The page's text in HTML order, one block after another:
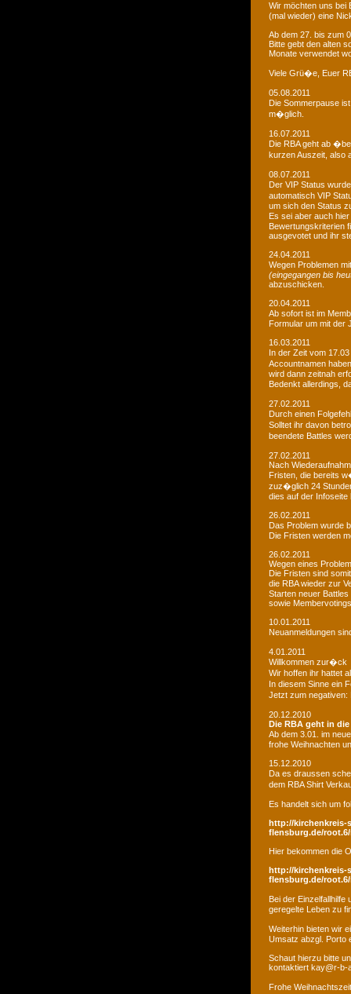
Wir möchten uns bei
(mal wieder) eine
Ab dem 27. bis zum
Bitte gebt den alten
Monate verwendet
Viele Grü�e, Euer
05.08.2011
Die Sommerpause
m�glich.
16.07.2011
Die RBA geht ab
kurzen Auszeit, also
08.07.2011
Der VIP Status
automatisch VIP
um sich den Status
Es sei aber auch
Bewertungskriterien
ausgevotet und ihr
24.04.2011
Wegen Problemen
(eingegangen bis
abzuschicken.
20.04.2011
Ab sofort ist im
Formular um mit der
16.03.2011
In der Zeit vom
Accountnamen
wird dann zeitnah
Bedenkt allerdings,
27.02.2011
Durch einen
Solltet ihr davon
beendete Battles
27.02.2011
Nach
Fristen, die bereits
zuz�glich 24
dies auf der
26.02.2011
Das Problem wurde
Die Fristen werden
26.02.2011
Wegen eines
Die Fristen sind
die RBA wieder zur
Starten neuer Battles
sowie
10.01.2011
Neuanmeldungen
4.01.2011
Willkommen zur�ck
Wir hoffen ihr hattet
In diesem Sinne ein
Jetzt zum negativen:
20.12.2010
Die RBA geht in
Ab dem 3.01. im
frohe Weihnachten
15.12.2010
Da es draussen
dem RBA Shirt
Es handelt sich um
http://kirchenkreis-
flensburg.de/
Hier bekommen die
http://kirchenkreis-
flensburg.de/
Bei der
geregelte Leben zu
Weiterhin bieten wir
Umsatz abzgl. Porto
Schaut hierzu bitte
kontaktiert kay@r-b-
Frohe